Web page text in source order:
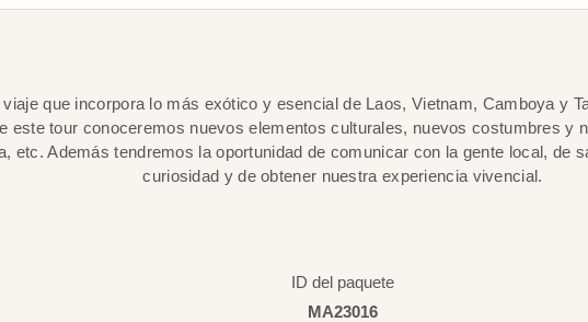
viaje que incorpora lo más exótico y esencial de Laos, Vietnam, Camboya y
este tour conoceremos nuevos elementos culturales, nuevos costumbres y
etc. Además tendremos la oportunidad de comunicar con la gente local, de
curiosidad y de obtener nuestra experiencia vivencial.
ID del paquete
MA23016